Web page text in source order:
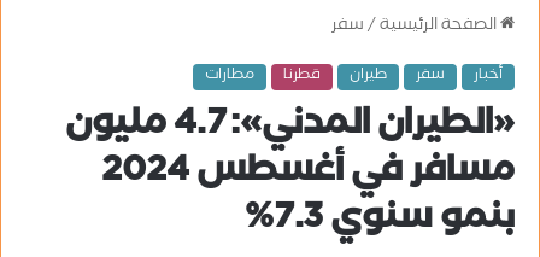
الصفحة الرئيسية/سفر
أخبار سفر طيران قطرنا مطارات
«الطيران المدني»: 4.7 مليون
مسافر في أغسطس 2024
بنمو سنوي 7.3%